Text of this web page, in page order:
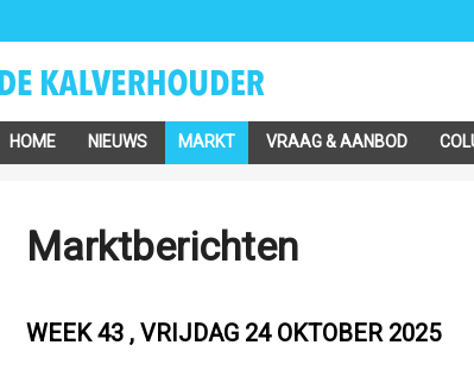
HOME NIEUWS MARKT VRAAG & AANBOD
Marktberichten
WEEK 43 , VRIJDAG 24 OKTOBER 2025